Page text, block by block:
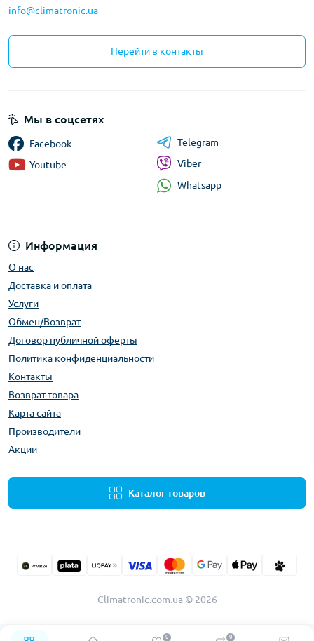
0 0
info@climatronic.ua
Перейти в контакты
Информация
О нас
Доставка и оплата
Услуги
Обмен/Возврат
Договор публичной оферты
Политика конфиденциальности
Контакты
Возврат товара
Карта сайта
Производители
Акции
Каталог товаров
Мы в соцсетях
Facebook
Youtube
Telegram
Viber
Whatsapp
Climatronic.com.ua © 2026